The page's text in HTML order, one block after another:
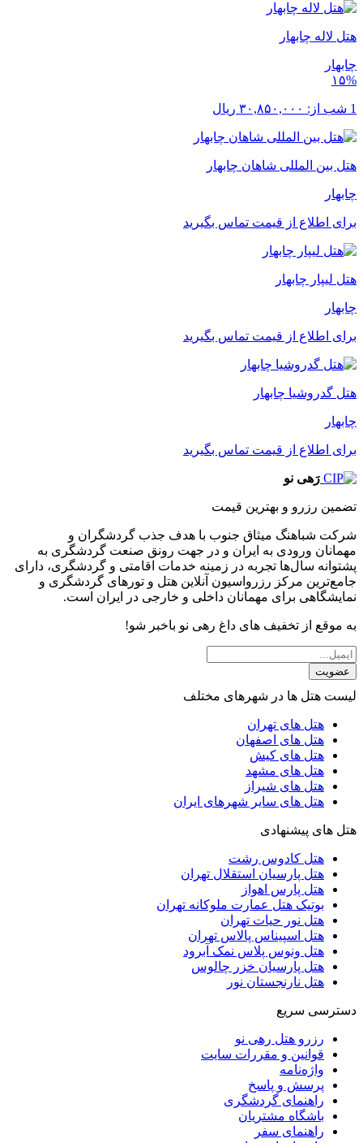
هتل لاله چابهار
چابهار
۱۵%
1 شب از: ۳۰,۸۵۰,۰۰۰ ریال
هتل بین المللی شاهان چابهار
چابهار
برای اطلاع از قیمت تماس بگیرید
هتل لیپار چابهار
چابهار
برای اطلاع از قیمت تماس بگیرید
هتل گدروشیا چابهار
چابهار
برای اطلاع از قیمت تماس بگیرید
رَهی نو
تضمین رزرو و بهترین قیمت
شرکت شباهنگ میثاق جنوب با هدف جذب گردشگران و
مهمانان ورودی به ایران و در جهت رونق صنعت گردشگری به
پشتوانه سال‌ها تجربه در زمینه خدمات اقامتی و گردشگری، دارای
جامع‌ترین مرکز رزرواسیون آنلاین هتل و تورهای گردشگری و
نمایشگاهی برای مهمانان داخلی و خارجی در ایران است.
به موقع از تخفیف های داغ رهی نو باخبر شو!
عضویت
لیست هتل ها در شهرهای مختلف
هتل های تهران
هتل های اصفهان
هتل های کیش
هتل های مشهد
هتل های شیراز
هتل های سایر شهرهای ایران
هتل های پیشنهادی
هتل کادوس رشت
هتل پارسیان استقلال تهران
هتل پارس اهواز
بوتیک هتل عمارت ملوکانه تهران
هتل نور حیات تهران
هتل اسپیناس پالاس تهران
هتل ونوس پلاس نمک آبرود
هتل پارسیان خزر چالوس
هتل نارنجستان نور
دسترسی سریع
رزرو هتل رهی نو
قوانین و مقررات سایت
واژه‌نامه
پرسش و پاسخ
راهنمای گردشگری
باشگاه مشتریان
راهنمای سفر